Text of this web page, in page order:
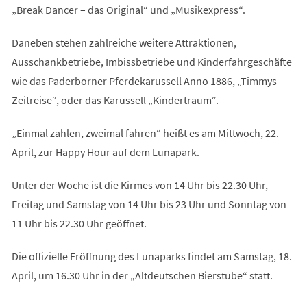
„Break Dancer – das Original“ und „Musikexpress“.
Daneben stehen zahlreiche weitere Attraktionen,
Ausschankbetriebe, Imbissbetriebe und Kinderfahrgeschäfte
wie das Paderborner Pferdekarussell Anno 1886, „Timmys
Zeitreise“, oder das Karussell „Kindertraum“.
„Einmal zahlen, zweimal fahren“ heißt es am Mittwoch, 22.
April, zur Happy Hour auf dem Lunapark.
Unter der Woche ist die Kirmes von 14 Uhr bis 22.30 Uhr,
Freitag und Samstag von 14 Uhr bis 23 Uhr und Sonntag von
11 Uhr bis 22.30 Uhr geöffnet.
Die offizielle Eröffnung des Lunaparks findet am Samstag, 18.
April, um 16.30 Uhr in der „Altdeutschen Bierstube“ statt.